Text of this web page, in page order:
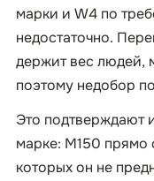
марки и W4 по
недостаточно.
держит вес людей,
поэтому недобор
Это подтверждают
марке: М150 прямо
которых он не